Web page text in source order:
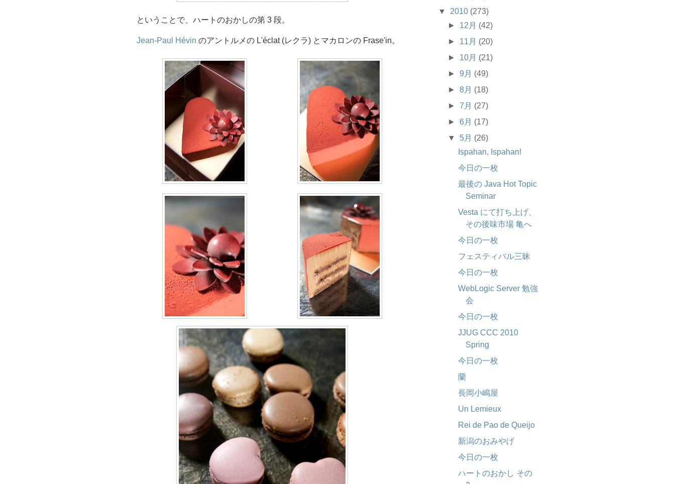
ということで、ハートのおかしの第 3 段。
Jean-Paul Hévin のアントルメの L'éclat (レクラ) とマカロンの Frase'in。
▼ 2010 (273)
► 12月 (42)
► 11月 (20)
► 10月 (21)
►9月 (49)
►8月 (18)
►7月 (27)
►6月 (17)
▼ 5月 (26)
Ispahan, Ispahan!
今日の一枚
最後の Java Hot Topic
Seminar
Vesta にて打ち上げ、
その後味市場 亀へ
今日の一枚
フェスティバル三昧
今日の一枚
WebLogic Server 勉強
会
今日の一枚
JJUG CCC 2010
Spring
今日の一枚
蘭
長岡小嶋屋
Un Lemieux
Rei de Pao de Queijo
新潟のおみやげ
今日の一枚
ハートのおかし その